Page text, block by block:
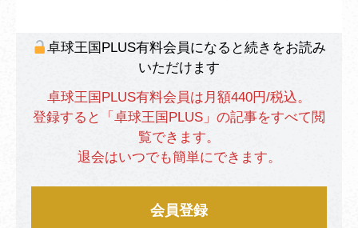
卓球王国PLUS有料会員になると続きをお読み
いただけます
卓球王国PLUS有料会員は月額440円/税込。
登録すると「卓球王国PLUS」の記事をすべて閲
覧できます。
退会はいつでも簡単にできます。
会員登録